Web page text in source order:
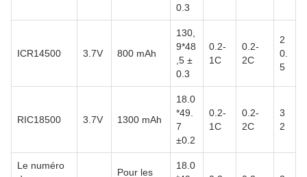
0.3
ICR14500 3.7V 800 mAh
130,
9*48
,5 ±
0.3
0.2-
1C
0.2-
2C
2
0.
5
RIC18500 3.7V 1300 mAh
18.0
*49.
7
±0.2
0.2-
1C
0.2-
2C
3
2
Le numéro
Pour les
18.0